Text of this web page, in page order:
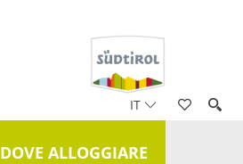
IT
DOVE ALLOGGIARE